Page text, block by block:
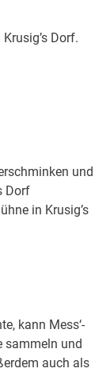
Dorf.
und
Dorf
in Krusig’s
kann Mess‘-
sammeln und
auch als